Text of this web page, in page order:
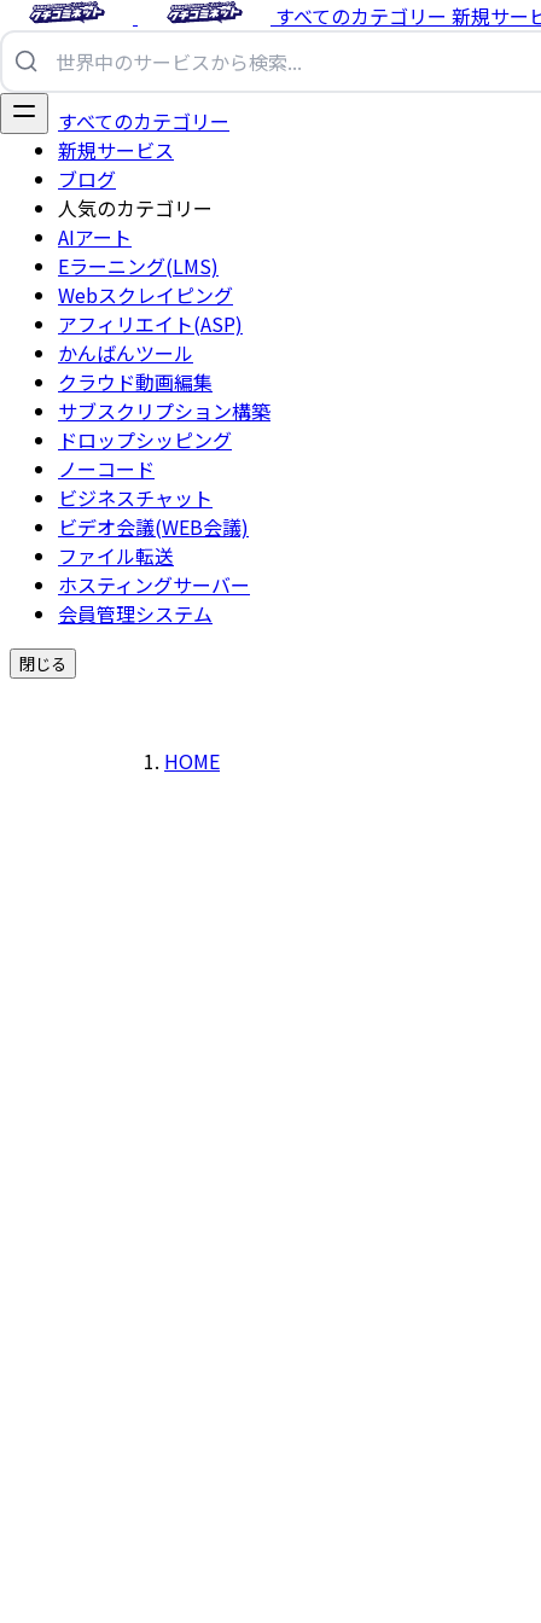
すべてのカテゴリー 新規サー
すべてのカテゴリー
新規サービス
ブログ
人気のカテゴリー
AIアート
Eラーニング(LMS)
Webスクレイピング
アフィリエイト(ASP)
かんばんツール
クラウド動画編集
サブスクリプション構築
ドロップシッピング
ノーコード
ビジネスチャット
ビデオ会議(WEB会議)
ファイル転送
ホスティングサーバー
会員管理システム
閉じる
HOME